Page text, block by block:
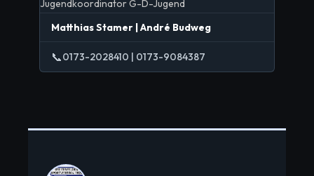
Jugendkoordinator G-D-Jugend
Matthias Stamer | André Budweg
📞0173-2028410 | 0173-9084387